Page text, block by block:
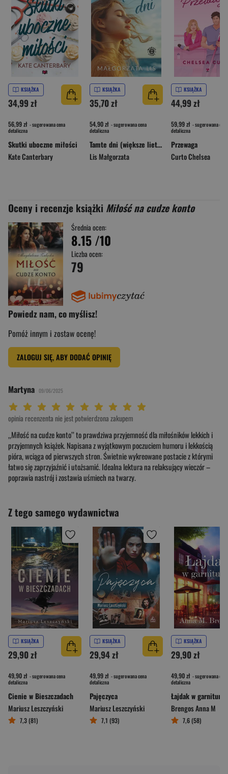
KSIĄŻKA
34,99 zł
56,99 zł - sugerowana cena
detaliczna
Skutki uboczne miłości
Kate Canterbary
KSIĄŻKA
35,70 zł
54,90 zł - sugerowana cena
detaliczna
Tamte dni (większe lietry)
Lis Małgorzata
KSIĄŻKA
44,99 zł
59,99 zł - sugerowana cena
detaliczna
Przewaga
Curto Chelsea
Oceny i recenzje książki Miłość na cudze konto
Średnia ocen:
8.15/10
Liczba ocen:
79
Powiedz nam, co myślisz!
Pomóż innym i zostaw ocenę!
ZALOGUJ SIĘ, ABY DODAĆ OPINIĘ
Martyna 09/06/2025
Twoja ocena: Arcydzieło 10/10"
Twoja ocena: Wybitna 9/10"
Twoja ocena: Rewelacyjna 8/10"
Twoja ocena: Bardzo dobra 7/10"
Twoja ocena: Dobra 6/10"
Twoja ocena: Przeciętna 5/10"
Twoja ocena: Może być 4/10"
Twoja ocena: Słaba 3/10"
Twoja ocena: Bardzo słaba 2/10"
Twoja ocena: Beznadziejna 1/10"
opinia recenzenta nie jest potwierdzona zakupem
,,Miłość na cudze konto’’ to prawdziwa przyjemność dla miłośników lekkich i
przyjemnych książek. Napisana z wyjątkowym poczuciem humoru i lekkością
pióra, wciąga od pierwszych stron. Świetnie wykreowane postacie z którymi
łatwo się zaprzyjaźnić i utożsamić. Idealna lektura na relaksujący wieczór –
poprawia nastrój i zostawia uśmiech na twarzy.
Z tego samego wydawnictwa
KSIĄŻKA
29,90 zł
49,90 zł - sugerowana cena
detaliczna
Cienie w Bieszczadach
Mariusz Leszczyński
7,3 (81)
KSIĄŻKA
29,94 zł
49,99 zł - sugerowana cena
detaliczna
Pajęczyca
Mariusz Leszczyński
7,1 (93)
KSIĄŻKA
29,90 zł
49,90 zł - sugerowana cena
detaliczna
Łajdak w garniturze
Brengos Anna M
7,6 (58)